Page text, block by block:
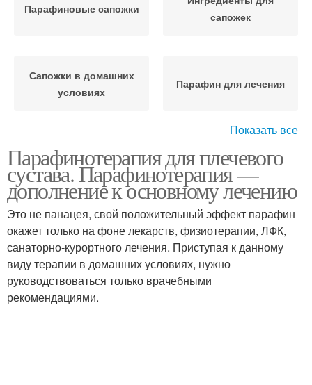
Парафиновые сапожки
сапожек
Сапожки в домашних
условиях
Парафин для лечения
Парафин в домашних
условиях
прогревания
Парафин на суставы
Показать все
Парафинотерапия для плечевого
сустава. Парафинотерапия —
дополнение к основному лечению
Это не панацея, свой положительный эффект парафин
окажет только на фоне лекарств, физиотерапии, ЛФК,
санаторно-курортного лечения. Приступая к данному
виду терапии в домашних условиях, нужно
руководствоваться только врачебными
рекомендациями.